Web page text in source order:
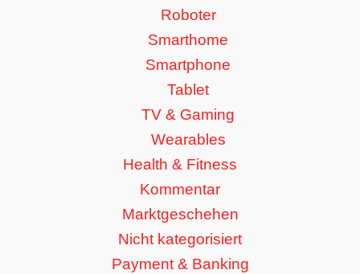
Roboter
Smarthome
Smartphone
Tablet
TV & Gaming
Wearables
Health & Fitness
Kommentar
Marktgeschehen
Nicht kategorisiert
Payment & Banking